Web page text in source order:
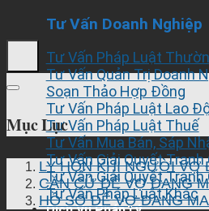
Tư Vấn Doanh Nghiệp
Tư Vấn Pháp Luật
Tư Vấn Quản Trị Doanh
Soạn Thảo Hợp Đồng
Tư Vấn Pháp Luật Lao
Tư Vấn Pháp Luật Thuế
Tư Vấn Mua Bán, Sáp
Tư Vấn Giải Quyết Tranh
Tư Vấn Giải Quyết
Tư Vấn Pháp Luật Khác
Mục Lục
LY HÔN KHI NGƯỜI VỢ
CĂN CỨ ĐỂ VỢ ĐANG
HỒ SƠ ĐỂ VỢ ĐANG